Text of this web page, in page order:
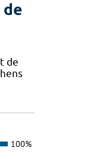
de
de
100%